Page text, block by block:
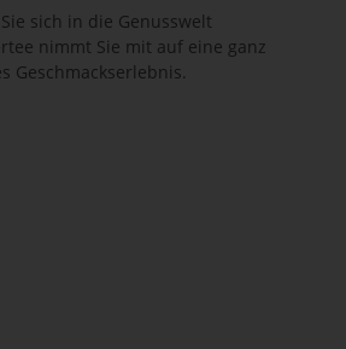
sich in die Genusswelt
nimmt Sie mit auf eine ganz
Geschmackserlebnis.